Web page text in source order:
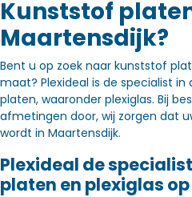
Kunststof
Maartensdijk?
Bent u op zoek naar kunststof
maat? Plexideal is de specialist
platen, waaronder plexiglas. Bij
afmetingen door, wij zorgen dat
wordt in Maartensdijk.
Plexideal de
platen en plexiglas